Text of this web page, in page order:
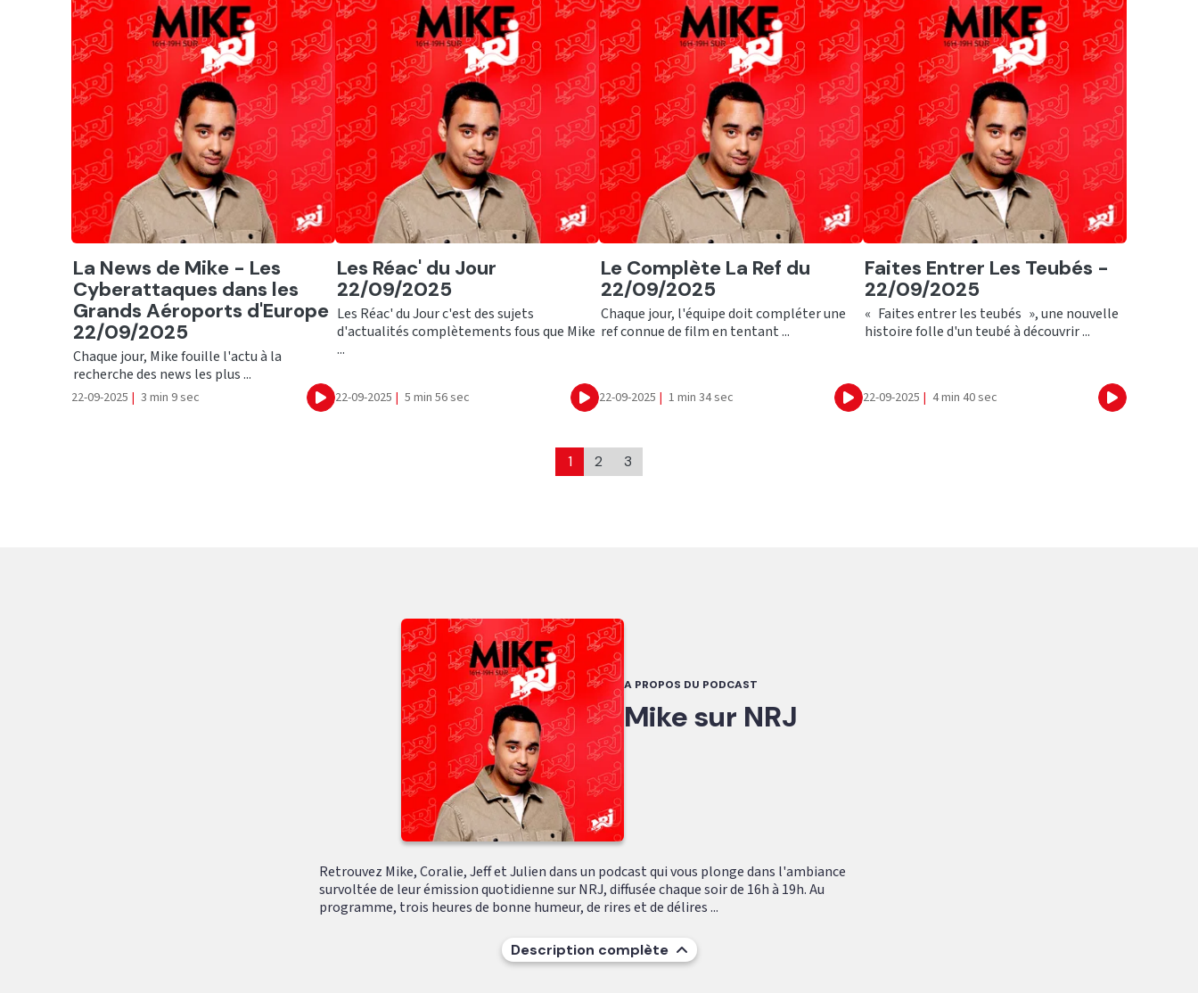
Ecouter
La News de Mike - Les
Cyberattaques dans les
Grands Aéroports d'Europe
22/09/2025
Chaque jour, Mike fouille l'actu à la
recherche des news les plus ...
22-09-2025 | 3 min 9 sec Ecouter
Ecouter
Les Réac' du Jour
22/09/2025
Les Réac' du Jour c'est des sujets
d'actualités complètements fous que Mike
...
22-09-2025 | 5 min 56 sec Ecouter
Ecouter
Le Complète La Ref du
22/09/2025
Chaque jour, l'équipe doit compléter une
ref connue de film en tentant ...
22-09-2025 | 1 min 34 sec Ecouter
Ecouter
Faites Entrer Les Teubés -
22/09/2025
« Faites entrer les teubés », une nouvelle
histoire folle d'un teubé à découvrir ...
22-09-2025 | 4 min 40 sec Ecouter
1 2 3
A PROPOS DU PODCAST
Mike sur NRJ
Retrouvez Mike, Coralie, Jeff et Julien dans un podcast qui vous plonge dans l'ambiance
survoltée de leur émission quotidienne sur NRJ, diffusée chaque soir de 16h à 19h. Au
programme, trois heures de bonne humeur, de rires et de délires ...
Description complète